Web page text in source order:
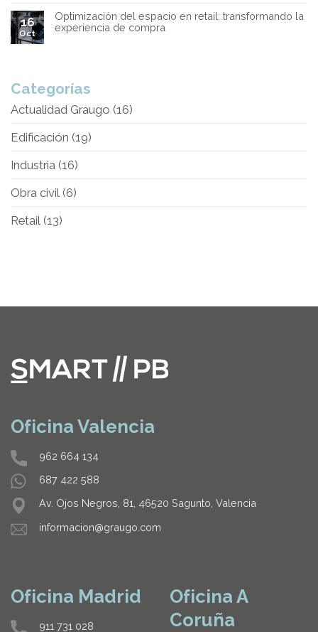
16
Oct
Optimización del espacio en retail: transformando la
experiencia de compra
Categorías
Actualidad Graugo (16)
Edificación (19)
Industria (16)
Obra civil (6)
Retail (13)
Oficina Madrid
911 731 028
Oficina Valencia
962 664 134
687 422 588
Av. Ojos Negros, 81, 46520 Sagunto, Valencia
informacion@graugo.com
Oficina A
Coruña